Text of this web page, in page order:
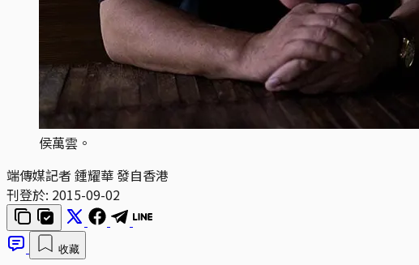
侯萬雲。
端傳媒記者 鍾耀華 發自香港
刊登於: 2015-09-02
收藏